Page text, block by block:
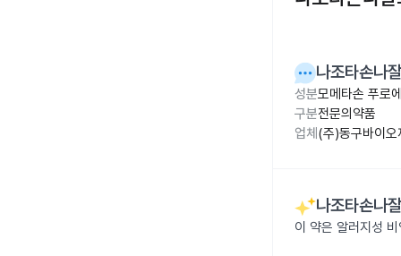
나조타손나
성분모메타손 푸로
구분전문의약품
업체 (주)동구바이오
나조타손나
이 약은 알러지성